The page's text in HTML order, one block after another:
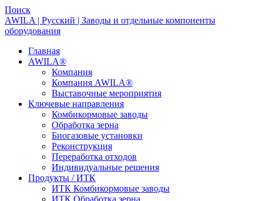
Поиск
AWILA | Русский | Заводы и отдельные компоненты
оборудования
Главная
AWILA®
Компания
Компания AWILA®
Выставочные мероприятия
Ключевые направления
Комбикормовые заводы
Обработка зерна
Биогазовые установки
Реконструкция
Переработка отходов
Индивидуальные решения
Продукты / ИТК
ИТК Комбикормовые заводы
ИТК Обработка зерна